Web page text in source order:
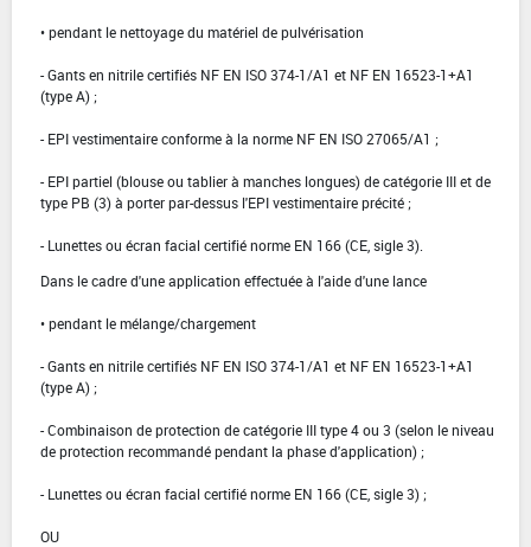
• pendant le nettoyage du matériel de pulvérisation
- Gants en nitrile certifiés NF EN ISO 374-1/A1 et NF EN 16523-1+A1
(type A) ;
- EPI vestimentaire conforme à la norme NF EN ISO 27065/A1 ;
- EPI partiel (blouse ou tablier à manches longues) de catégorie III et de
type PB (3) à porter par-dessus l'EPI vestimentaire précité ;
- Lunettes ou écran facial certifié norme EN 166 (CE, sigle 3).
Dans le cadre d'une application effectuée à l'aide d'une lance
• pendant le mélange/chargement
- Gants en nitrile certifiés NF EN ISO 374-1/A1 et NF EN 16523-1+A1
(type A) ;
- Combinaison de protection de catégorie III type 4 ou 3 (selon le niveau
de protection recommandé pendant la phase d'application) ;
- Lunettes ou écran facial certifié norme EN 166 (CE, sigle 3) ;
OU